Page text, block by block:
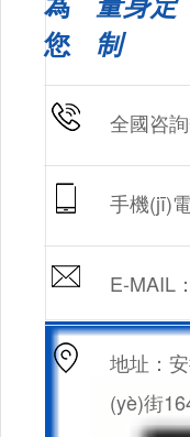
您
制
全國咨詢
手機(jī)
E-MAIL
地址：
(yè)街